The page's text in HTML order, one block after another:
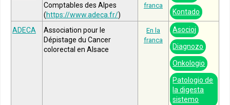
Comptables des Alpes
(https://www.adeca.fr/)
franca
Kontado
ADECA
Association pour le
Dépistage du Cancer
colorectal en Alsace
En la
franca
Asocioj
Diagnozo
Onkologio
Patologio de
la digesta
sistemo